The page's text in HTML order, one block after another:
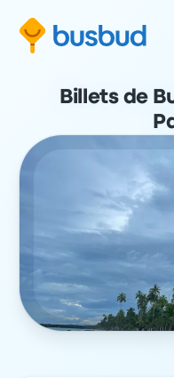
Billets de